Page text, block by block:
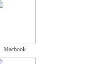
Macbook